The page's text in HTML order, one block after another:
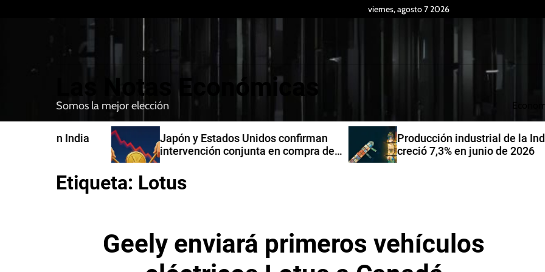
viernes, agosto 7 2026
Las Notas Económicas
Somos la mejor elección
Japón y Estados Unidos confirman
intervención conjunta en compra de
yenes
Producción industrial de la India
creció 7,3% en junio de 2026
Etiqueta: Lotus
Geely enviará primeros vehículos